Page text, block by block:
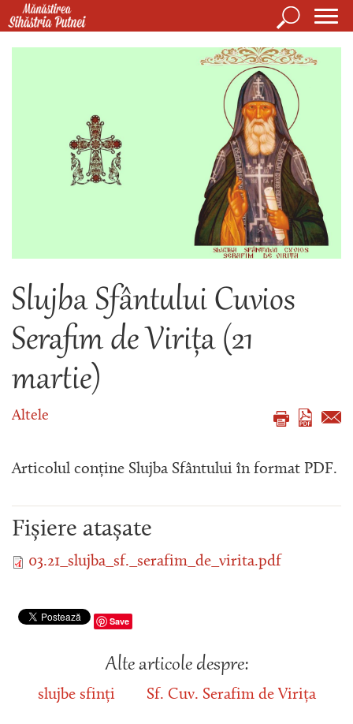
Mergi la conţinutul principal
de
Căutare
Slujba Sfântului Cuvios
Serafim de Virița (21
martie)
Altele
Articolul conține Slujba Sfântului în format PDF.
Fișiere atașate
03.21_slujba_sf._serafim_de_virita.pdf
Save
Alte articole despre:
slujbe sfinți Sf. Cuv. Serafim de Virița